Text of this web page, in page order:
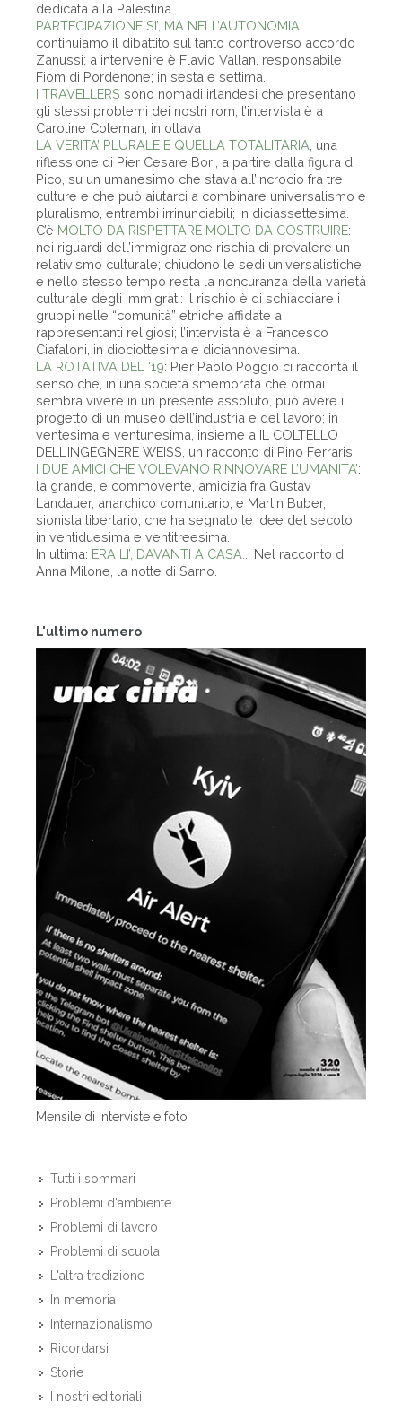
L'ultimo numero
Mensile di interviste e foto
Tutti i sommari
Problemi d'ambiente
Problemi di lavoro
Problemi di scuola
L'altra tradizione
In memoria
Internazionalismo
Ricordarsi
Storie
I nostri editoriali
dedicata alla Palestina.
PARTECIPAZIONE SI’, MA NELL’AUTONOMIA:
continuiamo il dibattito sul tanto controverso accordo
Zanussi; a intervenire è Flavio Vallan, responsabile
Fiom di Pordenone; in sesta e settima.
I TRAVELLERS sono nomadi irlandesi che presentano
gli stessi problemi dei nostri rom; l’intervista è a
Caroline Coleman; in ottava
LA VERITA’ PLURALE E QUELLA TOTALITARIA , una
riflessione di Pier Cesare Bori, a partire dalla figura di
Pico, su un umanesimo che stava all’incrocio fra tre
culture e che può aiutarci a combinare universalismo e
pluralismo, entrambi irrinunciabili; in diciassettesima.
C’è MOLTO DA RISPETTARE MOLTO DA COSTRUIRE:
nei riguardi dell’immigrazione rischia di prevalere un
relativismo culturale; chiudono le sedi universalistiche
e nello stesso tempo resta la noncuranza della varietà
culturale degli immigrati: il rischio è di schiacciare i
gruppi nelle “comunità” etniche affidate a
rappresentanti religiosi; l’intervista è a Francesco
Ciafaloni, in diociottesima e diciannovesima.
LA ROTATIVA DEL ‘19: Pier Paolo Poggio ci racconta il
senso che, in una società smemorata che ormai
sembra vivere in un presente assoluto, può avere il
progetto di un museo dell’industria e del lavoro; in
ventesima e ventunesima, insieme a IL COLTELLO
DELL’INGEGNERE WEISS, un racconto di Pino Ferraris.
I DUE AMICI CHE VOLEVANO RINNOVARE L’UMANITA’:
la grande, e commovente, amicizia fra Gustav
Landauer, anarchico comunitario, e Martin Buber,
sionista libertario, che ha segnato le idee del secolo;
in ventiduesima e ventitreesima.
In ultima: ERA LI’, DAVANTI A CASA...
Nel racconto di
Anna Milone, la notte di Sarno.